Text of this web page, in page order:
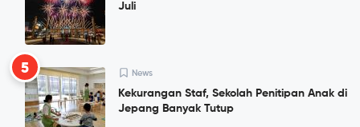
Juli
5 News
Kekurangan Staf, Sekolah Penitipan Anak di
Jepang Banyak Tutup